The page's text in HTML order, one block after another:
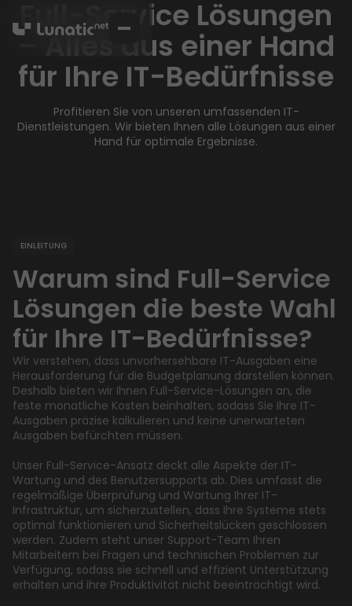
Projektlösungen 9
Dienstleistungen 6
Karriere
Full-Service Lösungen
– Alles aus einer Hand
für Ihre IT-Bedürfnisse
Profitieren Sie von unseren umfassenden IT-
Dienstleistungen. Wir bieten Ihnen alle Lösungen aus einer
Hand für optimale Ergebnisse.
EINLEITUNG
Warum sind Full-Service
Lösungen die beste Wahl
für Ihre IT-Bedürfnisse?
Wir verstehen, dass unvorhersehbare IT-Ausgaben eine
Herausforderung für die Budgetplanung darstellen können.
Deshalb bieten wir Ihnen Full-Service-Lösungen an, die
feste monatliche Kosten beinhalten, sodass Sie Ihre IT-
Ausgaben präzise kalkulieren und keine unerwarteten
Ausgaben befürchten müssen.
Unser Full-Service-Ansatz deckt alle Aspekte der IT-
Wartung und des Benutzersupports ab. Dies umfasst die
regelmäßige Überprüfung und Wartung Ihrer IT-
Infrastruktur, um sicherzustellen, dass Ihre Systeme stets
optimal funktionieren und Sicherheitslücken geschlossen
werden. Zudem steht unser Support-Team Ihren
Mitarbeitern bei Fragen und technischen Problemen zur
Verfügung, sodass sie schnell und effizient Unterstützung
erhalten und ihre Produktivität nicht beeinträchtigt wird.